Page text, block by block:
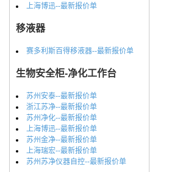
上海博迅--最新报价单
移液器
赛多利斯百得移液器--最新报价单
生物安全柜-净化工作台
苏州安泰--最新报价单
浙江苏净--最新报价单
苏州净化--最新报价单
上海博迅--最新报价单
苏州金净--最新报价单
上海瑞宏--最新报价单
苏州苏净仪器自控--最新报价单